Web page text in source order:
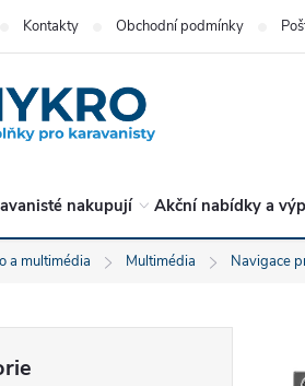
Kontakty Obchodní podmínky
nakupují Akční nabídky a
a multimédia Multimédia Navigace